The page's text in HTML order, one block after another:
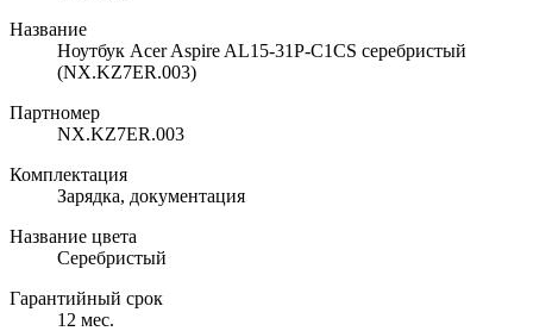
Название
Ноутбук Acer Aspire AL15-31P-C1CS серебристый
(NX.KZ7ER.003)
Партномер
NX.KZ7ER.003
Комплектация
Зарядка, документация
Название цвета
Серебристый
Гарантийный срок
12 мес.